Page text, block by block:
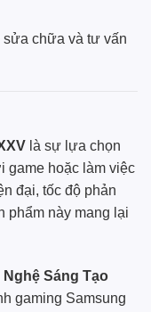
sửa chữa và tư vấn
là sự lựa chọn
game hoặc làm việc
đại, tốc độ phản
phẩm này mang lại
Sáng Tạo
gaming Samsung